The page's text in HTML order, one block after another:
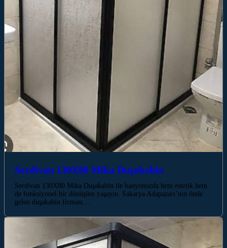
Serdivan 130X80 Mika Duşakabin
Serdivan 130X80 Mika Duşakabin ile banyonuzda hem estetik hem
de fonksiyonel bir dönüşüm yaşayın. Sakarya Adapazarı’nın önde
gelen duşakabin firması…